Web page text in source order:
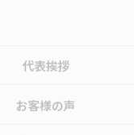
代表挨拶
お客様の声